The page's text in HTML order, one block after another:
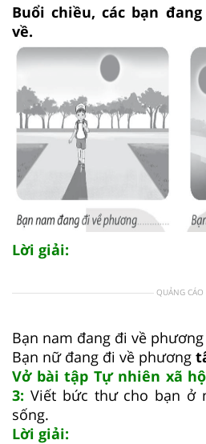
Buổi chiều, các bạn
về.
Lời giải:
QUẢNG CÁO
Bạn nam đang đi về phương
Bạn nữ đang đi về phương
Vở bài tập Tự nhiên xã
3: Viết bức thư cho bạn ở
sống.
Lời giải: